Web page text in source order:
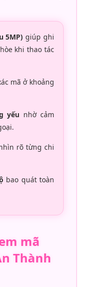
5MP) giúp ghi
khi thao tác
mã ở khoảng
yếu nhờ cảm
rõ từng chi
bao quát toàn
mã
Thành